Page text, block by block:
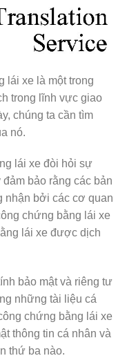
lái xe là một trong
trong lĩnh vực giao
chúng ta cần tìm
nó.
lái xe đòi hỏi sự
bảo rằng các bản
nhận bởi các cơ quan
chứng bằng lái xe
lái xe được dịch
bảo mật và riêng tư
những tài liệu cá
chứng bằng lái xe
thông tin cá nhân và
thứ ba nào.